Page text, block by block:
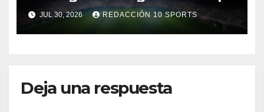
JUL 30, 2026 REDACCIÓN 10 SPORTS
Deja una respuesta